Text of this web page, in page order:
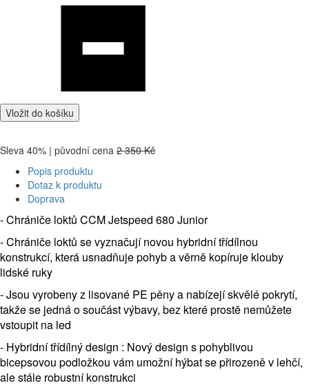
Vložit do košíku
Sleva 40% | původní cena 2 350 Kč
Popis produktu
Dotaz k produktu
Doprava
- Chrániče loktů CCM Jetspeed 680 Junior
- Chrániče loktů se vyznačují novou hybridní třídílnou
konstrukcí, která usnadňuje pohyb a věrně kopíruje klouby
lidské ruky
- Jsou vyrobeny z lisované PE pěny a nabízejí skvělé pokrytí,
takže se jedná o součást výbavy, bez které prostě nemůžete
vstoupit na led
- Hybridní třídílný design : Nový design s pohyblivou
bicepsovou podložkou vám umožní hýbat se přirozeně v lehčí,
ale stále robustní konstrukci